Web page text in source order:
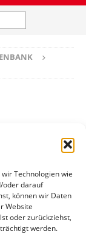
Technologien wie
oder darauf
können wir Daten
Website
oder zurückziehst,
werden.